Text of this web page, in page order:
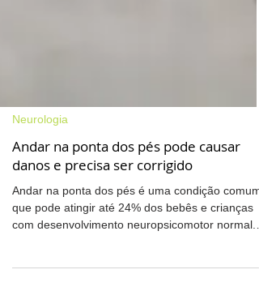
Neurologia
Andar na ponta dos pés pode causar
danos e precisa ser corrigido
que pode atingir até 24% dos bebês e crianças